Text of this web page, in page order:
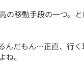
移動手段の一つ。と
んだもん…正直、行く
ね。